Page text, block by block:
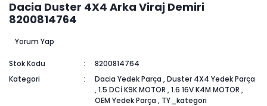
Dacia Duster 4X4 Arka Viraj Demiri
8200814764
Yorum Yap
Stok Kodu
8200814764
Kategori
Dacia Yedek Parça ,Duster 4X4 Yedek Parça
,1.5 DCİ K9K MOTOR ,1.6 16V K4M MOTOR ,
OEM Yedek Parça , TY_kategori